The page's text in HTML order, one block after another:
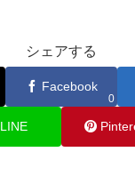
シェアする
Facebook
0
LINE